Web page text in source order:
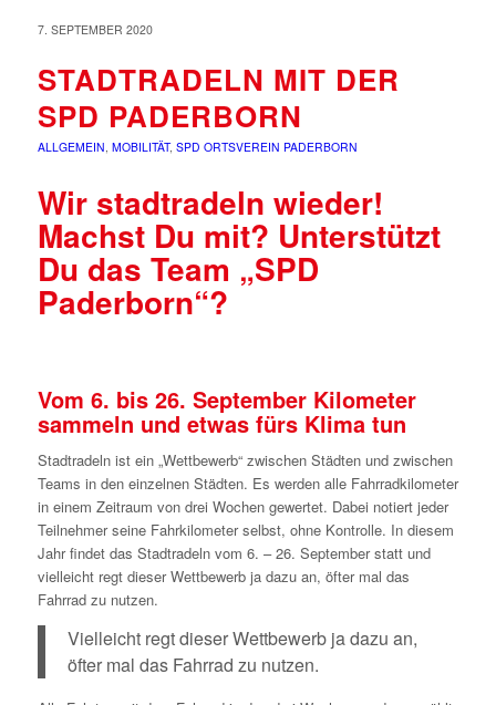
7. SEPTEMBER 2020
STADTRADELN MIT DER
SPD PADERBORN
ALLGEMEIN MOBILITÄT, SPD ORTSVEREIN PADERBORN
Wir stadtradeln wieder!
Machst Du mit? Unterstützt
Du das Team „SPD
Paderborn“?
Vom 6. bis 26. September Kilometer
sammeln und etwas fürs Klima tun
Stadtradeln ist ein „Wettbewerb“ zwischen Städten und zwischen
Teams in den einzelnen Städten. Es werden alle Fahrradkilometer
in einem Zeitraum von drei Wochen gewertet. Dabei notiert jeder
Teilnehmer seine Fahrkilometer selbst, ohne Kontrolle. In diesem
Jahr findet das Stadtradeln vom 6. – 26. September statt und
vielleicht regt dieser Wettbewerb ja dazu an, öfter mal das
Fahrrad zu nutzen.
Vielleicht regt dieser Wettbewerb ja dazu an,
öfter mal das Fahrrad zu nutzen.